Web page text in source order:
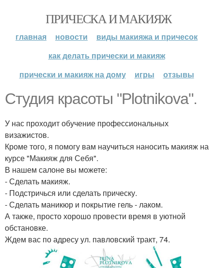
ПРИЧЕСКА И МАКИЯЖ
главная новости
виды макияжа и причесок
как делать прически и макияж
прически и макияж на дому
игры отзывы
Студия красоты "Plotnikova".
У нас проходит обучение профессиональных
визажистов.
Кроме того, я помогу вам научиться наносить макияж на
курсе "Макияж для Себя".
В нашем салоне вы можете:
- Сделать макияж.
- Подстричься или сделать прическу.
- Сделать маникюр и покрытие гель - лаком.
А также, просто хорошо провести время в уютной
обстановке.
Ждем вас по адресу ул. павловский тракт, 74.